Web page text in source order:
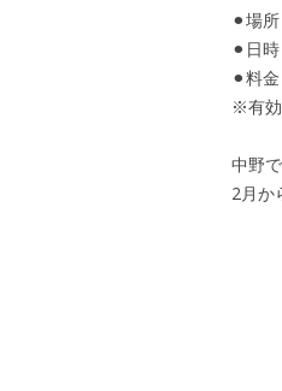
⚫︎場
⚫︎日
⚫︎料
※有
中野
2月か